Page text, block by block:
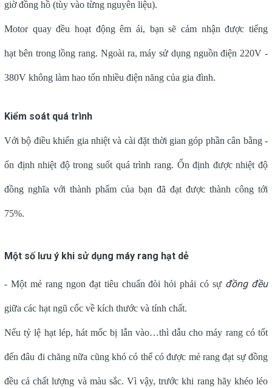
giờ đồng hồ (tùy vào từng nguyên liệu).
Motor quay đều hoạt động êm ái, bạn sẽ cảm nhận được tiếng
hạt bên trong lồng rang. Ngoài ra, máy sử dụng nguồn điện 220V -
380V không làm hao tốn nhiều điện năng của gia đình.
Kiểm soát quá trình
Với bộ điều khiển gia nhiệt và cài đặt thời gian góp phần cân bằng -
ổn định nhiệt độ trong suốt quá trình rang. Ổn định được nhiệt độ
đồng nghĩa với thành phẩm của bạn đã đạt được thành công tới
75%.
Một số lưu ý khi sử dụng máy rang hạt dẻ
- Một mẻ rang ngon đạt tiêu chuẩn đòi hỏi phải có sự đồng đều
giữa các hạt ngũ cốc về kích thước và tính chất.
Nếu tỷ lệ hạt lép, hát mốc bị lẫn vào…thì dẫu cho máy rang có tốt
đến đâu đi chăng nữa cũng khó có thể có được mẻ rang đạt sự đồng
đều cả chất lượng và màu sắc. Vì vậy, trước khi rang hãy khéo léo